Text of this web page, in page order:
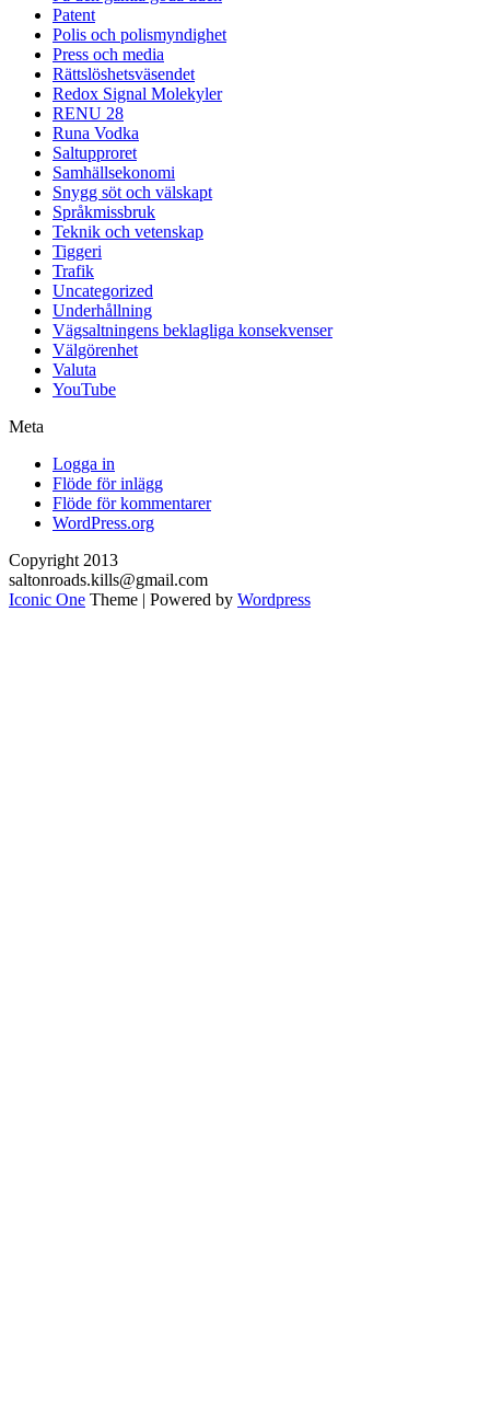
Patent
Polis och polismyndighet
Press och media
Rättslöshetsväsendet
Redox Signal Molekyler
RENU 28
Runa Vodka
Saltupproret
Samhällsekonomi
Snygg söt och välskapt
Språkmissbruk
Teknik och vetenskap
Tiggeri
Trafik
Uncategorized
Underhållning
Vägsaltningens beklagliga konsekvenser
Välgörenhet
Valuta
YouTube
Meta
Logga in
Flöde för inlägg
Flöde för kommentarer
WordPress.org
Copyright 2013
saltonroads.kills@gmail.com
Iconic One Theme | Powered by Wordpress